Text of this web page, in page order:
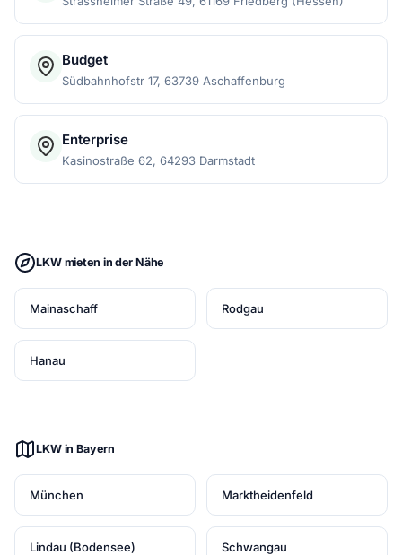
Budget
Südbahnhofstr 17, 63739 Aschaffenburg
Enterprise
Kasinostraße 62, 64293 Darmstadt
LKW mieten in der Nähe
Mainaschaff Rodgau
Hanau
LKW in Bayern
München Marktheidenfeld
Lindau (Bodensee) Schwangau